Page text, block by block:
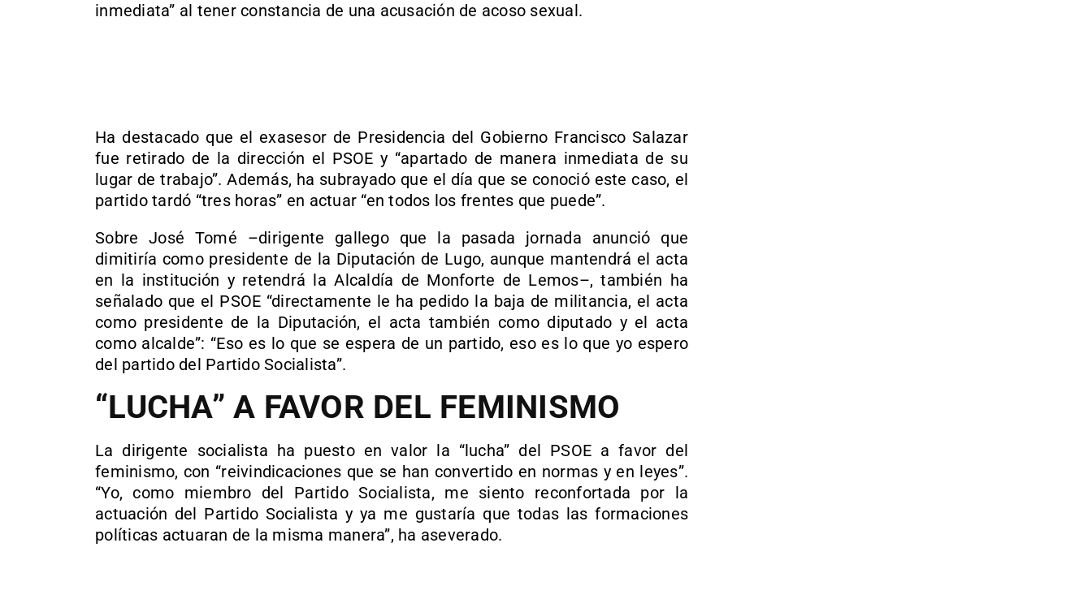
inmediata” al tener constancia de una acusación de acoso sexual.
Ha destacado que el exasesor de Presidencia del Gobierno Francisco Salazar
fue retirado de la dirección el PSOE y “apartado de manera inmediata de su
lugar de trabajo”. Además, ha subrayado que el día que se conoció este caso, el
partido tardó “tres horas” en actuar “en todos los frentes que puede”.
Sobre José Tomé –dirigente gallego que la pasada jornada anunció que
dimitiría como presidente de la Diputación de Lugo, aunque mantendrá el acta
en la institución y retendrá la Alcaldía de Monforte de Lemos–, también ha
señalado que el PSOE “directamente le ha pedido la baja de militancia, el acta
como presidente de la Diputación, el acta también como diputado y el acta
como alcalde”: “Eso es lo que se espera de un partido, eso es lo que yo espero
del partido del Partido Socialista”.
“LUCHA” A FAVOR DEL FEMINISMO
La dirigente socialista ha puesto en valor la “lucha” del PSOE a favor del
feminismo, con “reivindicaciones que se han convertido en normas y en leyes”.
“Yo, como miembro del Partido Socialista, me siento reconfortada por la
actuación del Partido Socialista y ya me gustaría que todas las formaciones
políticas actuaran de la misma manera”, ha aseverado.